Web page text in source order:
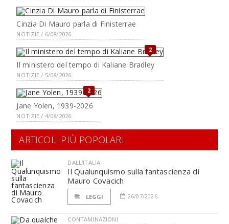
Cinzia Di Mauro parla di Finisterrae
NOTIZIE / 6/08/2026
2
Il ministero del tempo di Kaliane Bradley
NOTIZIE / 5/08/2026
2
Jane Yolen, 1939-2026
NOTIZIE / 4/08/2026
ARTICOLI PIÙ POPOLARI
DALL'ITALIA
Il Qualunquismo sulla fantascienza di
Mauro Covacich
LEGGI 26/07/2026
CONTAMINAZIONI